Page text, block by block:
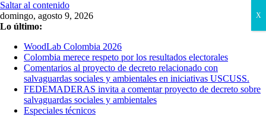
Saltar al contenido
domingo, agosto 9, 2026
Lo último:
WoodLab Colombia 2026
Colombia merece respeto por los resultados electorales
Comentarios al proyecto de decreto relacionado con
salvaguardas sociales y ambientales en iniciativas USCUSS.
FEDEMADERAS invita a comentar proyecto de decreto sobre
salvaguardas sociales y ambientales
Especiales técnicos
X